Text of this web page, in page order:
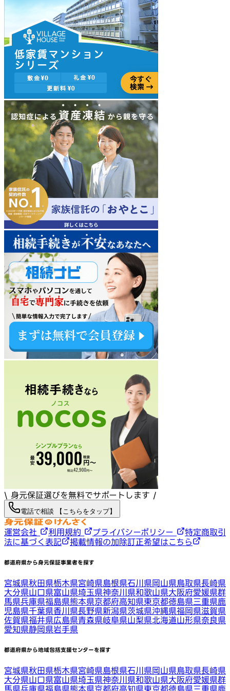
\ 身元保証選びを無料でサポートします /
電話で相談 【こちらをタップ】
運営会社 利用規約 プライバシーポリシー
特定商取引
法に基づく表記
掲載情報の加除訂正希望はこちら
都道府県から身元保証事業者を探す
宮城県秋田県栃木県宮崎県島根県石川県岡山県鳥取県長崎県
大分県山口県富山県埼玉県神奈川県和歌山県大阪府愛媛県群
馬県兵庫県福島県熊本県京都府高知県東京都徳島県三重県鹿
児島県千葉県香川県長野県新潟県茨城県沖縄県福岡県滋賀県
佐賀県福井県広島県青森県岐阜県山梨県北海道山形県奈良県
愛知県静岡県岩手県
都道府県から地域包括支援センターを探す
宮城県秋田県栃木県宮崎県島根県石川県岡山県鳥取県長崎県
大分県山口県富山県埼玉県神奈川県和歌山県大阪府愛媛県群
馬県兵庫県福島県熊本県京都府高知県東京都徳島県三重県鹿